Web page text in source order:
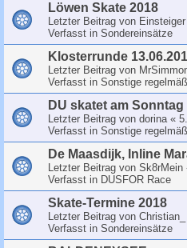
Löwen Skate 2018
Letzter Beitrag von Einsteiger
Verfasst in Sondereinsätze
Klosterrunde
Letzter Beitrag von
Verfasst in Sonstige
DU skatet am Sonntag
Letzter Beitrag von dorina«
Verfasst in Sonstige
De Maasdijk, Inline
Letzter Beitrag von Sk8rMein
Verfasst in DUSFOR Race
Skate-Termine 2018
Letzter Beitrag von Christian_
Verfasst in Sondereinsätze